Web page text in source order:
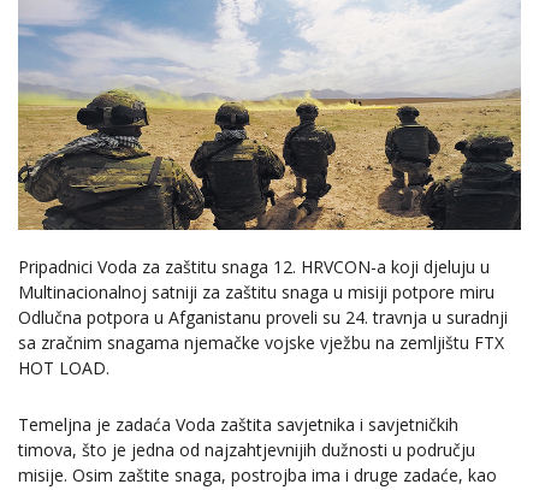
Pripadnici Voda za zaštitu snaga 12. HRVCON-a koji djeluju u
Multinacionalnoj satniji za zaštitu snaga u misiji potpore miru
Odlučna potpora u Afganistanu proveli su 24. travnja u suradnji
sa zračnim snagama njemačke vojske vježbu na zemljištu FTX
HOT LOAD.
Temeljna je zadaća Voda zaštita savjetnika i savjetničkih
timova, što je jedna od najzahtjevnijih dužnosti u području
misije. Osim zaštite snaga, postrojba ima i druge zadaće, kao